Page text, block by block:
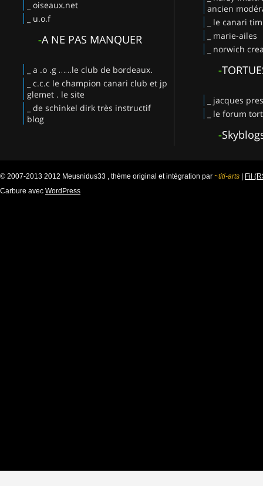
_ oiseaux.net
_ u.o.f
-A NE PAS MANQUER
_ a .o .g ……le club de bordeaux.
_ c.c.c le champion canari club et jp
glemet . le site
_ de schinkel dirk très instructif
blog
ancien
_ le canari
_ marie-ailes
_ norwich
-
_ jacques
_ le forum
-
© 2007-2013 2012 Meusnidus33 , thème original et intégration par ~titi-arts | Fil
Carbure avec WordPress